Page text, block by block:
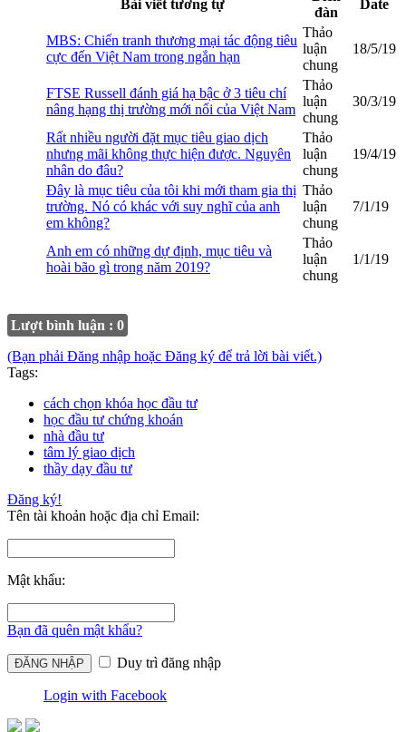
Bài viết tương tự
đàn
Date
MBS: Chiến tranh thương mại tác động tiêu
cực đến Việt Nam trong ngắn hạn
Thảo
luận
chung
18/5/19
FTSE Russell đánh giá hạ bậc ở 3 tiêu chí
nâng hạng thị trường mới nổi của Việt Nam
Thảo
luận
chung
30/3/19
Rất nhiều người đặt mục tiêu giao dịch
nhưng mãi không thực hiện được. Nguyên
nhân do đâu?
Thảo
luận
chung
19/4/19
Đây là mục tiêu của tôi khi mới tham gia thị
trường. Nó có khác với suy nghĩ của anh
em không?
Thảo
luận
chung
7/1/19
Anh em có những dự định, mục tiêu và
hoài bão gì trong năm 2019?
Thảo
luận
chung
1/1/19
Lượt bình luận : 0
(Bạn phải Đăng nhập hoặc Đăng ký để trả lời bài viết.)
Tags:
cách chọn khóa học đầu tư
học đầu tư chứng khoán
nhà đầu tư
tâm lý giao dịch
thầy dạy đầu tư
Đăng ký!
Tên tài khoản hoặc địa chỉ Email:
Mật khẩu:
Bạn đã quên mật khẩu?
Duy trì đăng nhập
Login with Facebook